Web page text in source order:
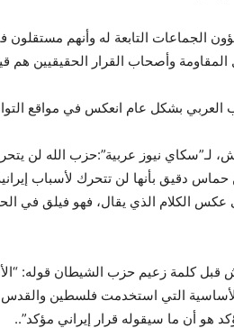
الجماعات التابعة له وأنهم مستقلون
وأصحاب القرار الحقيقيين هم
بشكل عام انعكس في مواقع
لـ”سكاي نيوز عربية”:حزب الله لن
دقيق بأنها لن تتحرك لأسباب
الكلام الذي يقال، فهو فيلق في
كلمة زعيم حزب الشيطان قوله:
الأساسية التي استخدمت فلسطين
هو أن ما سيقوله قرار إيراني مؤكد”..